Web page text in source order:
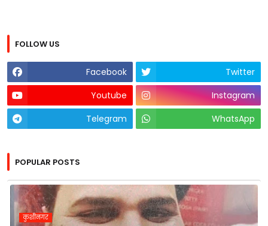
FOLLOW US
Facebook
Twitter
Youtube
Instagram
Telegram
WhatsApp
POPULAR POSTS
कुशीनगर